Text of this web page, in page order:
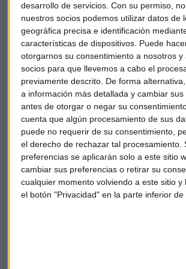
desarrollo de servicios. Con su permiso,
nuestros socios podemos utilizar datos de
geográfica precisa e identificación
características de dispositivos. Puede
otorgarnos su consentimiento a nosotros y
socios para que llevemos a cabo el
previamente descrito. De forma
a información más detallada y cambiar
antes de otorgar o negar su
cuenta que algún procesamiento de sus
puede no requerir de su consentimiento,
el derecho de rechazar tal procesamiento.
preferencias se aplicarán solo a este sitio
cambiar sus preferencias o retirar su
cualquier momento volviendo a este sitio y
el botón "Privacidad" en la parte inferior de
pensar. "Yo no estoy aquí para batir
experto, quien considera que el análisis
todo a combatir la volatilidad y ahacer
soportable.
Gerardo ortega Carlos Doblado
Análisis técnico